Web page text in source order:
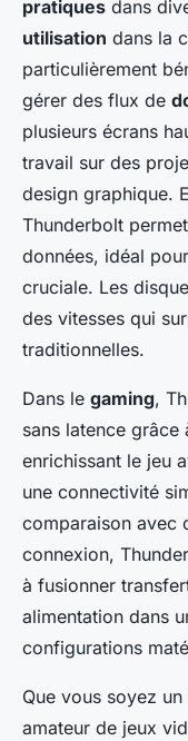
pratiques dans
utilisation dans la
particulièrement
gérer des flux de
plusieurs écrans
travail sur des
design graphique.
Thunderbolt
données, idéal
cruciale. Les
des vitesses qui
traditionnelles.
Dans le gaming,
sans latence
enrichissant le jeu
une connectivité
comparaison avec
connexion,
à fusionner
alimentation dans
configurations
Que vous soyez
amateur de jeux